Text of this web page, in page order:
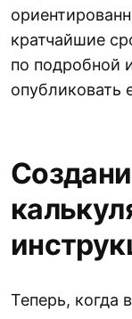
кратчайшие
по подробной
опубликовать
Теперь, когда